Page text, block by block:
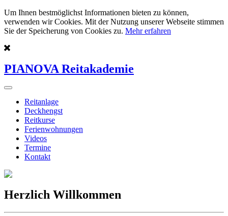
Um Ihnen bestmöglichst Informationen bieten zu können,
verwenden wir Cookies. Mit der Nutzung unserer Webseite stimmen
Sie der Speicherung von Cookies zu. Mehr erfahren
PIANOVA Reitakademie
Reitanlage
Deckhengst
Reitkurse
Ferienwohnungen
Videos
Termine
Kontakt
Herzlich Willkommen